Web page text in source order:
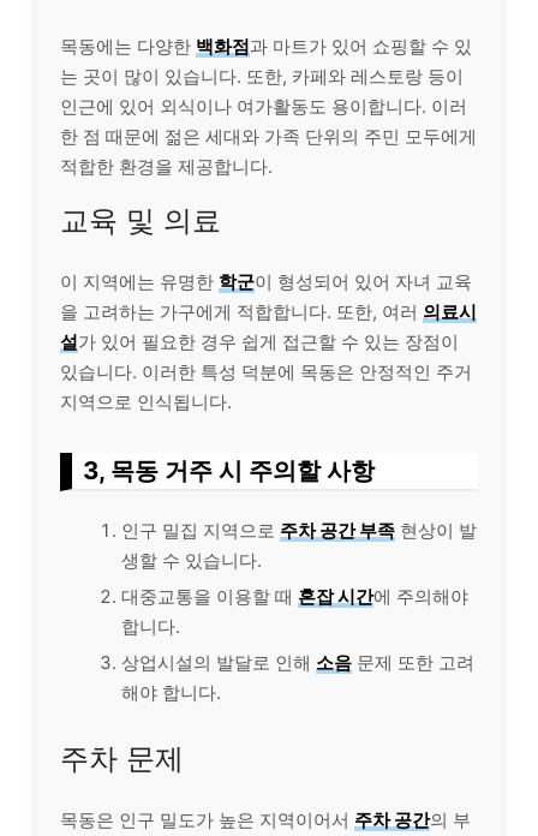
목동에는 다양한 백화점과 마트가 있어 쇼핑할 수 있
는 곳이 많이 있습니다. 또한, 카페와 레스토랑 등이
인근에 있어 외식이나 여가활동도 용이합니다. 이러
한 점 때문에 젊은 세대와 가족 단위의 주민 모두에게
적합한 환경을 제공합니다.
교육 및 의료
이 지역에는 유명한 학군이 형성되어 있어 자녀 교육
을 고려하는 가구에게 적합합니다. 또한, 여러 의료시
설가 있어 필요한 경우 쉽게 접근할 수 있는 장점이
있습니다. 이러한 특성 덕분에 목동은 안정적인 주거
지역으로 인식됩니다.
3, 목동 거주 시 주의할 사항
인구 밀집 지역으로 주차 공간 부족 현상이 발
생할 수 있습니다.
대중교통을 이용할 때 혼잡 시간에 주의해야
합니다.
상업시설의 발달로 인해 소음 문제 또한 고려
해야 합니다.
주차 문제
목동은 인구 밀도가 높은 지역이어서 주차 공간의 부